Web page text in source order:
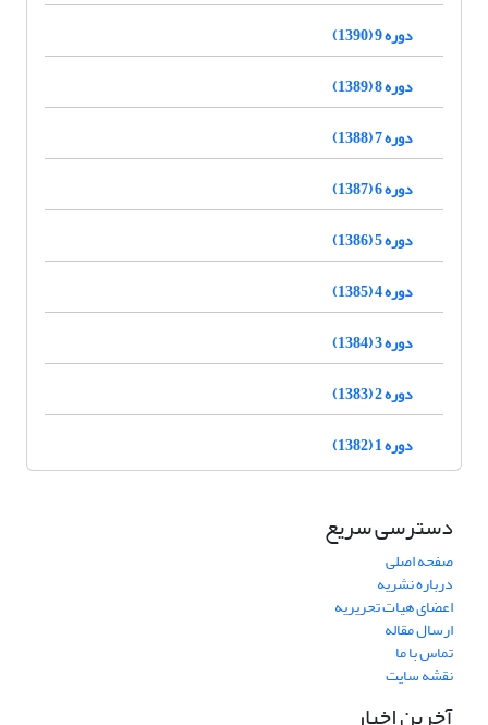
دوره 9 (1390)
دوره 8 (1389)
دوره 7 (1388)
دوره 6 (1387)
دوره 5 (1386)
دوره 4 (1385)
دوره 3 (1384)
دوره 2 (1383)
دوره 1 (1382)
دسترسی سریع
صفحه اصلی
درباره نشریه
اعضای هیات تحریریه
ارسال مقاله
تماس با ما
نقشه سایت
آخرین اخبار